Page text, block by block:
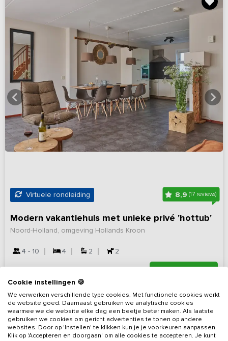
Virtuele rondleiding 8,9(17 reviews)
Modern vakantiehuis met unieke privé 'hottub'
Noord-Holland, omgeving Hollands Kroon
4 - 10 4 2 2
Cookie instellingen 🍪
We verwerken verschillende type cookies. Met functionele cookies werkt
de website goed. Daarnaast gebruiken we analytische cookies
waarmee we de website elke dag een beetje beter maken. Als laatste
gebruiken we cookies om gericht advertenties te tonen op andere
websites. Door op 'Instellen' te klikken kun je je voorkeuren aanpassen.
Klik op 'Accepteren en doorgaan' om alle cookies te accepteren. Je kunt